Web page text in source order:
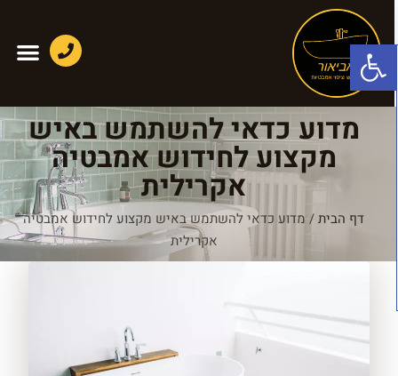
פתח סרגל נגישות
מדוע כדאי להשתמש באיש
מקצוע לחידוש אמבטיה
אקרילית
דף הבית/ מדוע כדאי להשתמש באיש מקצוע לחידוש אמבטיה
אקרילית